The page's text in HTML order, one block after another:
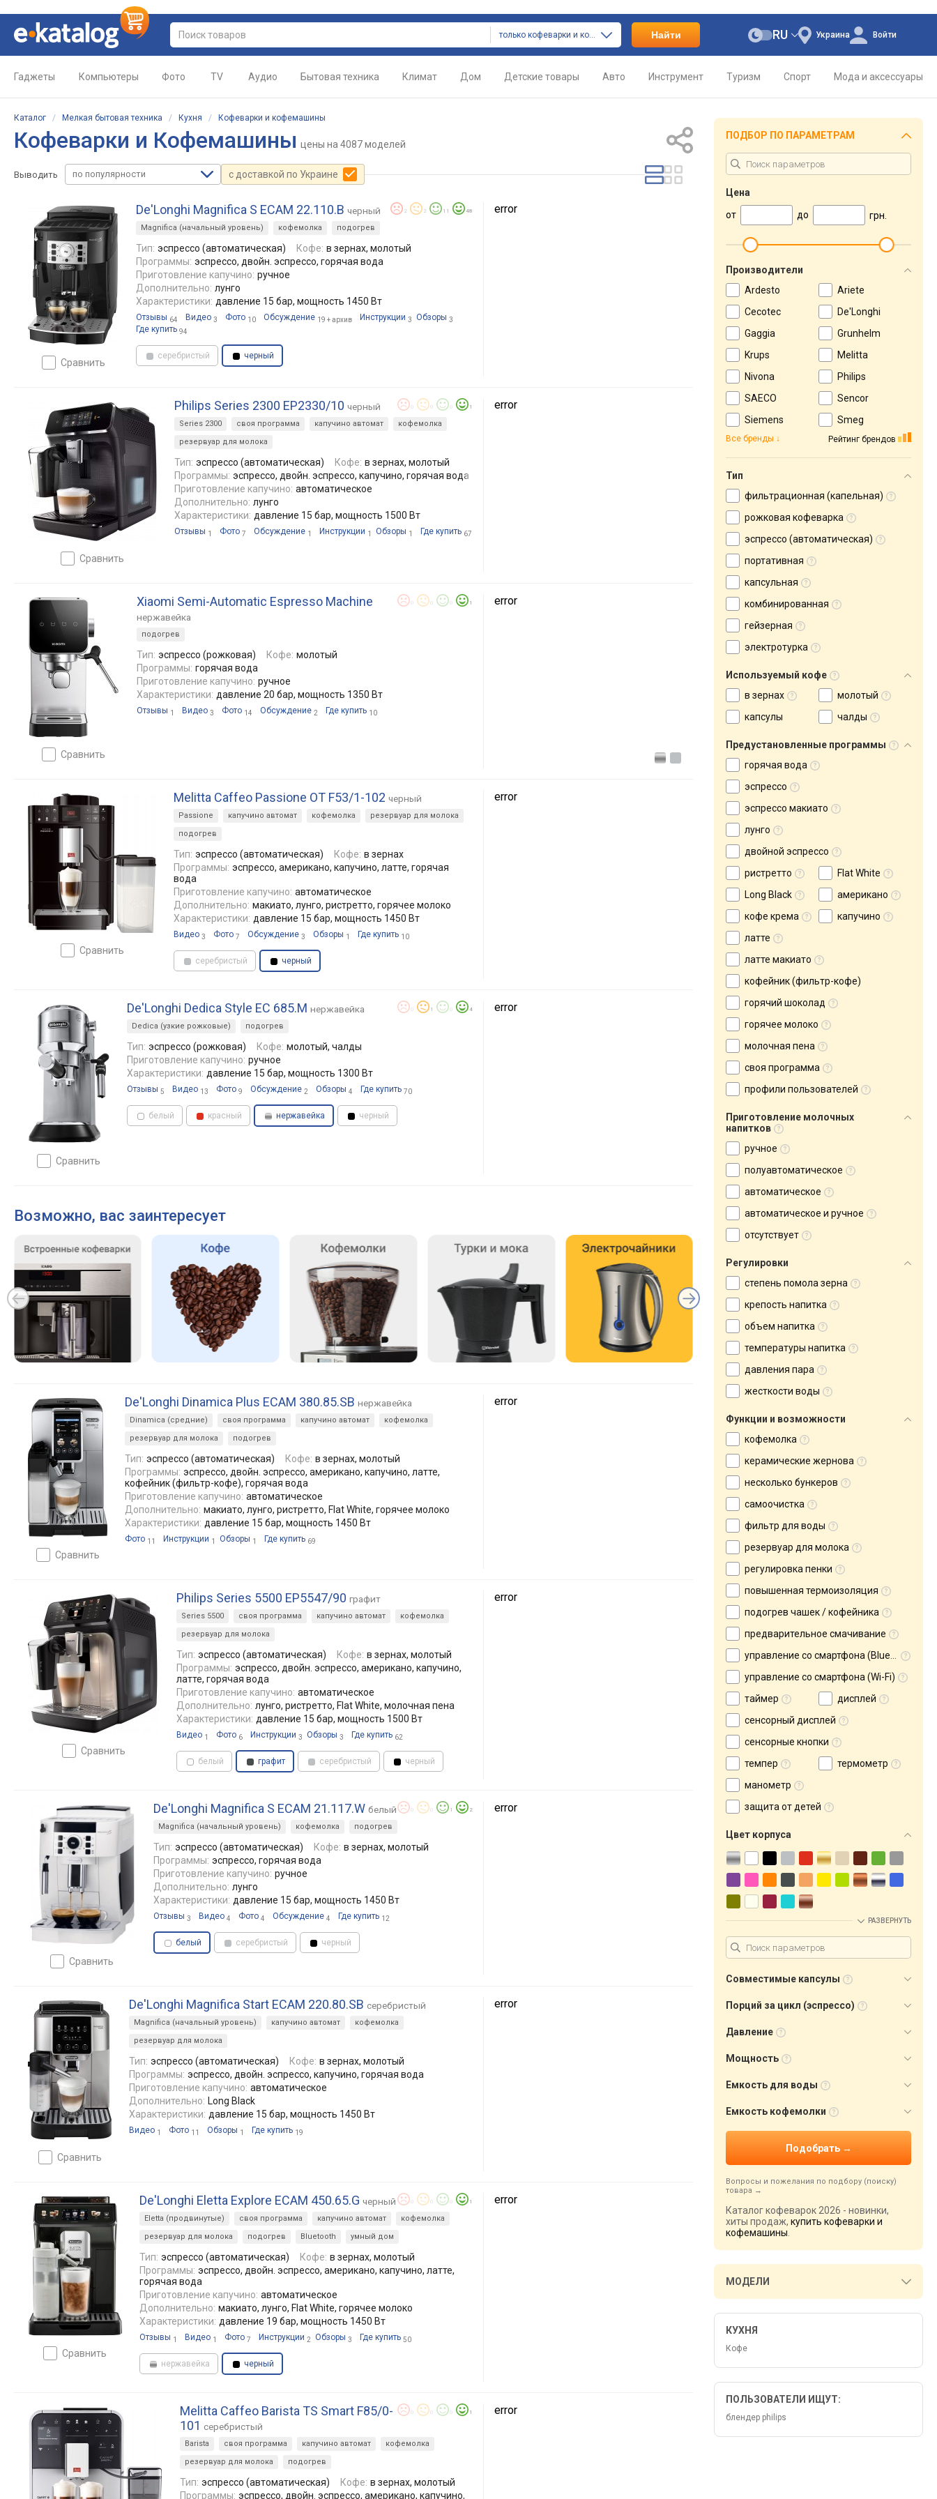
только кофеварки и кофемашины Найти Украина
RU Войти
Гаджеты Компьютеры Фото TV Аудио Бытовая техника Климат Дом Детские товары Авто Инструмент Туризм Спорт Мода и аксессуары
Каталог / Мелкая бытовая техника / Кухня / Кофеварки и кофемашины
Кофеварки и Кофемашины цены на 4087 моделей
Выводить по популярности с доставкой по Украине
сравнить
De'Longhi Magnifica S ECAM 22.110.B черный 2 2 11 48
Magnifica (начальный уровень) кофемолка подогрев
Тип: эспрессо (автоматическая) Кофе: в зернах, молотый
Программы: эспрессо, двойн. эспрессо, горячая вода
Приготовление капучино: ручное
Дополнительно: лунго
Характеристики: давление 15 бар, мощность 1450 Вт
Отзывы 64 Видео 3 Фото 10 Обсуждение 19 +архив Инструкции 3 Обзоры 3
Где купить 94
серебристый черный
error
сравнить
Philips Series 2300 EP2330/10 черный 1
Series 2300 своя программа капучино автомат
кофемолка
резервуар для молока
Тип: эспрессо (автоматическая) Кофе: в зернах, молотый
Программы: эспрессо, двойн. эспрессо, капучино, горячая вода
Приготовление капучино: автоматическое
Дополнительно: лунго
Характеристики: давление 15 бар, мощность 1500 Вт
Отзывы 1 Фото 7 Обсуждение 1 Инструкции 1 Обзоры 1 Где купить 67
error
сравнить
Xiaomi Semi-Automatic Espresso Machine
нержавейка
1
подогрев
Тип: эспрессо (рожковая) Кофе: молотый
Программы: горячая вода
Приготовление капучино: ручное
Характеристики: давление 20 бар, мощность 1350 Вт
Отзывы 1 Видео 3 Фото 14 Обсуждение 2 Где купить 10
error
сравнить
Melitta Caffeo Passione OT F53/1-102 черный
Passione капучино автомат кофемолка
резервуар для молока
подогрев
Тип: эспрессо (автоматическая) Кофе: в зернах
Программы: эспрессо, американо, капучино, латте, горячая
вода
Приготовление капучино: автоматическое
Дополнительно: макиато, лунго, ристретто, горячее молоко
Характеристики: давление 15 бар, мощность 1450 Вт
Видео 3 Фото 7 Обсуждение 3 Обзоры 1 Где купить 10
серебристый черный
error
сравнить
De'Longhi Dedica Style EC 685.M нержавейка 1 4
Dedica (узкие рожковые) подогрев
Тип: эспрессо (рожковая) Кофе: молотый, чалды
Приготовление капучино: ручное
Характеристики: давление 15 бар, мощность 1300 Вт
Отзывы 5 Видео 13 Фото 9 Обсуждение 2 Обзоры 4 Где купить 70
белый красный нержавейка черный
error
Возможно, вас заинтересует
сравнить
De'Longhi Dinamica Plus ECAM 380.85.SB нержавейка
Dinamica (средние) своя программа капучино автомат
кофемолка
резервуар для молока
подогрев
Тип: эспрессо (автоматическая) Кофе: в зернах, молотый
Программы: эспрессо, двойн. эспрессо, американо, капучино, латте,
кофейник (фильтр-кофе), горячая вода
Приготовление капучино: автоматическое
Дополнительно: макиато, лунго, ристретто, Flat White, горячее молоко
Характеристики: давление 15 бар, мощность 1450 Вт
Фото 11 Инструкции 1 Обзоры 1 Где купить 69
error
сравнить
Philips Series 5500 EP5547/90 графит
Series 5500 своя программа капучино автомат
кофемолка
резервуар для молока
Тип: эспрессо (автоматическая) Кофе: в зернах, молотый
Программы: эспрессо, двойн. эспрессо, американо, капучино,
латте, горячая вода
Приготовление капучино: автоматическое
Дополнительно: лунго, ристретто, Flat White, молочная пена
Характеристики: давление 15 бар, мощность 1500 Вт
Видео 1 Фото 6 Инструкции 3 Обзоры 3 Где купить 62
белый графит серебристый черный
error
сравнить
De'Longhi Magnifica S ECAM 21.117.W белый 1 2
Magnifica (начальный уровень) кофемолка подогрев
Тип: эспрессо (автоматическая) Кофе: в зернах, молотый
Программы: эспрессо, горячая вода
Приготовление капучино: ручное
Дополнительно: лунго
Характеристики: давление 15 бар, мощность 1450 Вт
Отзывы 3 Видео 4 Фото 4 Обсуждение 4 Где купить 12
белый серебристый черный
error
сравнить
De'Longhi Magnifica Start ECAM 220.80.SB серебристый
Magnifica (начальный уровень) капучино автомат
кофемолка
резервуар для молока
Тип: эспрессо (автоматическая) Кофе: в зернах, молотый
Программы: эспрессо, двойн. эспрессо, капучино, горячая вода
Приготовление капучино: автоматическое
Дополнительно: Long Black
Характеристики: давление 15 бар, мощность 1450 Вт
Видео 1 Фото 11 Обзоры 1 Где купить 19
error
сравнить
De'Longhi Eletta Explore ECAM 450.65.G черный 1
Eletta (продвинутые) своя программа капучино автомат
кофемолка
резервуар для молока
подогрев Bluetooth умный дом
Тип: эспрессо (автоматическая) Кофе: в зернах, молотый
Программы: эспрессо, двойн. эспрессо, американо, капучино, латте,
горячая вода
Приготовление капучино: автоматическое
Дополнительно: макиато, лунго, Flat White, горячее молоко
Характеристики: давление 19 бар, мощность 1450 Вт
Отзывы 1 Видео 1 Фото 7 Инструкции 2 Обзоры 3 Где купить 50
нержавейка черный
error
Melitta Caffeo Barista TS Smart F85/0-
101 серебристый
1
Barista своя программа капучино автомат
кофемолка
резервуар для молока
подогрев
Тип: эспрессо (автоматическая) Кофе: в зернах, молотый
Программы: эспрессо, двойн. эспрессо, американо, капучино,
error
ПОДБОР ПО ПАРАМЕТРАМ
Цена
от
до грн.
Производители
Ardesto
Ariete
Cecotec
De'Longhi
Gaggia
Grunhelm
Krups
Melitta
Nivona
Philips
SAECO
Sencor
Siemens
Smeg
Рейтинг брендов
Все бренды
Тип
фильтрационная (капельная)
рожковая кофеварка
эспрессо (автоматическая)
портативная
капсульная
комбинированная
гейзерная
электротурка
Используемый кофе
в зернах
молотый
капсулы
чалды
Предустановленные программы
горячая вода
эспрессо
эспрессо макиато
лунго
двойной эспрессо
ристретто
Flat White
Long Black
американо
кофе крема
капучино
латте
латте макиато
кофейник (фильтр-кофе)
горячий шоколад
горячее молоко
молочная пена
своя программа
профили пользователей
Приготовление молочных
напитков
ручное
полуавтоматическое
автоматическое
автоматическое и ручное
отсутствует
Регулировки
степень помола зерна
крепость напитка
объем напитка
температуры напитка
давления пара
жесткости воды
Функции и возможности
кофемолка
керамические жернова
несколько бункеров
самоочистка
фильтр для воды
резервуар для молока
регулировка пенки
повышенная термоизоляция
подогрев чашек / кофейника
предварительное смачивание
управление со смартфона (Bluetooth)
управление со смартфона (Wi-Fi)
таймер
дисплей
сенсорный дисплей
сенсорные кнопки
темпер
термометр
манометр
защита от детей
Цвет корпуса
РАЗВЕРНУТЬ
Совместимые капсулы
Порций за цикл (эспрессо)
Давление
Мощность
Емкость для воды
Емкость кофемолки
Вопросы и пожелания по подбору (поиску)
товара
Каталог кофеварок 2026 - новинки,
хиты продаж, купить кофеварки и
кофемашины
МОДЕЛИ
КУХНЯ
Кофе
ПОЛЬЗОВАТЕЛИ ИЩУТ:
блендер philips